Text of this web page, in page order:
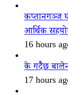
कप्तानगञ्ज
आर्थिक
16 hours
के गदैैछ
17 hours